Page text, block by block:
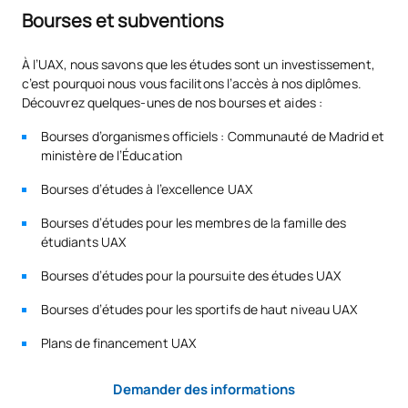
Bourses et subventions
À l’UAX, nous savons que les études sont un investissement,
c’est pourquoi nous vous facilitons l’accès à nos diplômes.
Découvrez quelques-unes de nos bourses et aides :
Bourses d’organismes officiels : Communauté de Madrid et
ministère de l’Éducation
Bourses d’études à l’excellence UAX
Bourses d’études pour les membres de la famille des
étudiants UAX
Bourses d’études pour la poursuite des études UAX
Bourses d’études pour les sportifs de haut niveau UAX
Plans de financement UAX
Demander des informations